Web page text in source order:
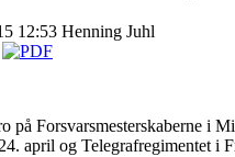
12:53 Henning Juhl
på Forsvarsmesterskaberne i
april og Telegrafregimentet i